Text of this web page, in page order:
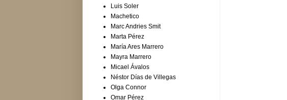
Luis Soler
Machetico
Marc Andries Smit
Marta Pérez
María Ares Marrero
Mayra Marrero
Micael Ávalos
Néstor Días de Villegas
Olga Connor
Omar Pérez